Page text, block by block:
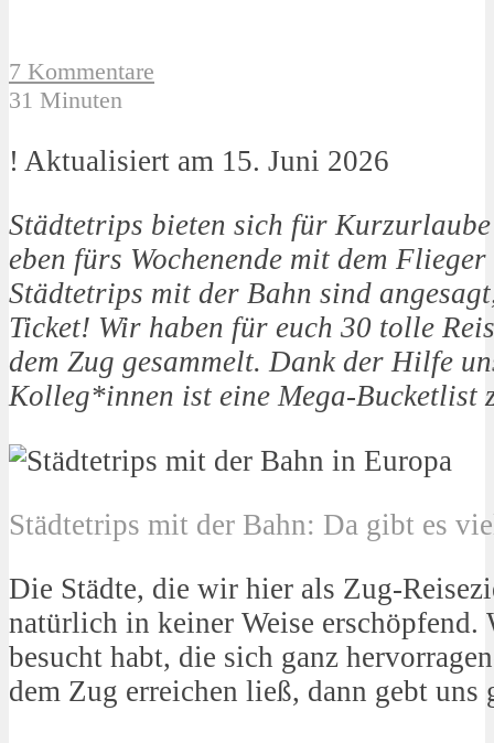
7 Kommentare
31 Minuten
! Aktualisiert am 15. Juni 2026
Städtetrips bieten sich für
eben fürs Wochenende mit dem
Städtetrips mit der Bahn sind
Ticket! Wir haben für euch 30 tolle
dem Zug gesammelt. Dank der Hilfe
Kolleg*innen ist eine Mega-Bucketlist
Städtetrips mit der Bahn: Da gibt es
Die Städte, die wir hier als Zug-
natürlich in keiner Weise erschöpfend.
besucht habt, die sich ganz
dem Zug erreichen ließ, dann gebt uns